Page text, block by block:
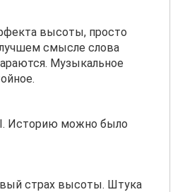
высоты, просто
смысле слова
Музыкальное
Историю можно было
страх высоты. Штука